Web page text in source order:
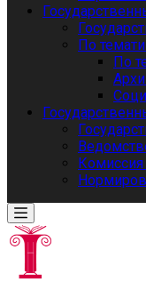
По
По